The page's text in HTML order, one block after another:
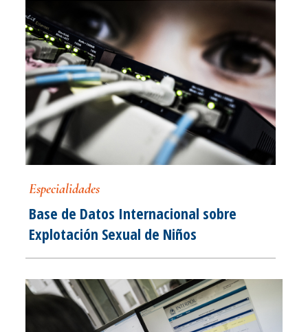
Especialidades
Base de Datos Internacional sobre
Explotación Sexual de Niños